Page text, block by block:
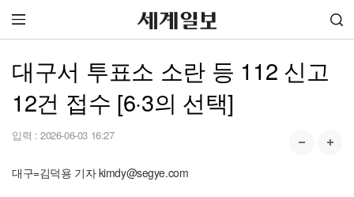
대구서 투표소 소란 등 112 신고
12건 접수 [6·3의 선택]
입력 : 2026-06-03 16:27
대구=김덕용 기자 kimdy@segye.com